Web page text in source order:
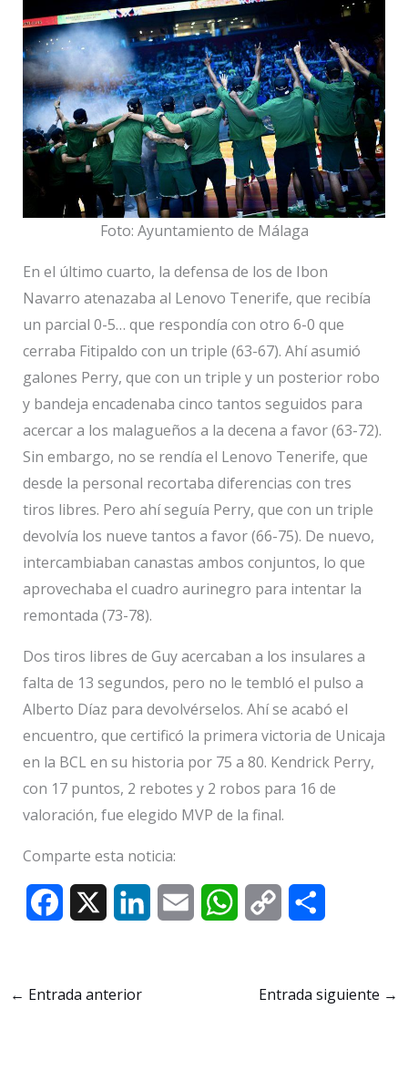
Foto: Ayuntamiento de Málaga
En el último cuarto, la defensa de los de Ibon
Navarro atenazaba al Lenovo Tenerife, que recibía
un parcial 0-5… que respondía con otro 6-0 que
cerraba Fitipaldo con un triple (63-67). Ahí asumió
galones Perry, que con un triple y un posterior robo
y bandeja encadenaba cinco tantos seguidos para
acercar a los malagueños a la decena a favor (63-72).
Sin embargo, no se rendía el Lenovo Tenerife, que
desde la personal recortaba diferencias con tres
tiros libres. Pero ahí seguía Perry, que con un triple
devolvía los nueve tantos a favor (66-75). De nuevo,
intercambiaban canastas ambos conjuntos, lo que
aprovechaba el cuadro aurinegro para intentar la
remontada (73-78).
Dos tiros libres de Guy acercaban a los insulares a
falta de 13 segundos, pero no le tembló el pulso a
Alberto Díaz para devolvérselos. Ahí se acabó el
encuentro, que certificó la primera victoria de Unicaja
en la BCL en su historia por 75 a 80. Kendrick Perry,
con 17 puntos, 2 rebotes y 2 robos para 16 de
valoración, fue elegido MVP de la final.
Comparte esta noticia:
W
← Entrada anterior Entrada siguiente →